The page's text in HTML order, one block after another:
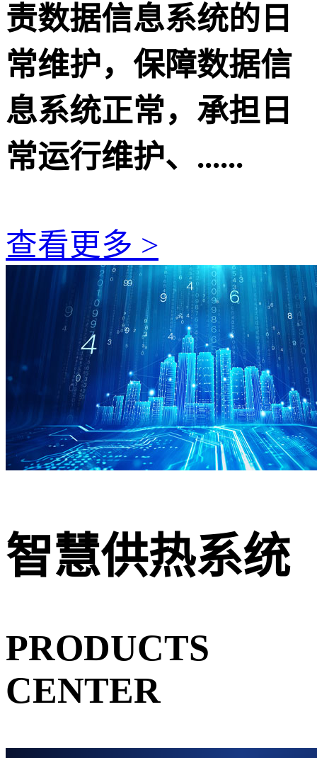
责数据信息系统的日
常维护，保障数据信
息系统正常，承担日
常运行维护、......
查看更多 >
智慧供热系统
PRODUCTS
CENTER